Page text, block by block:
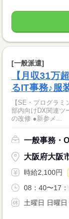
[一般派遣]
【月収31万
るIT事務♪服
【SE・プログラ
部内向けDX関連ツ
の改修 ●新参メ...
一般事務・
大阪府大阪
時給2,100円
08：40〜17
土曜日 日曜日